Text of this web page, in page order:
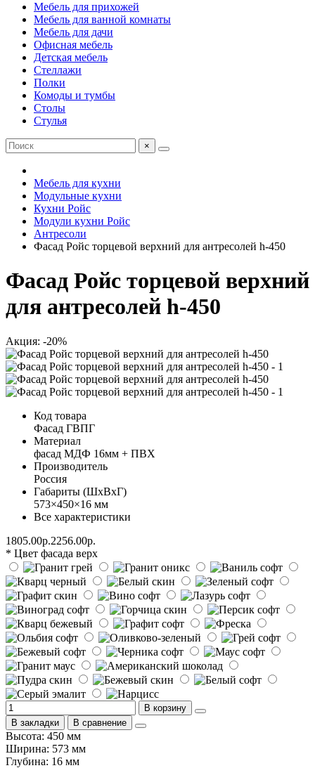
Мебель для прихожей
Мебель для ванной комнаты
Мебель для дачи
Офисная мебель
Детская мебель
Стеллажи
Полки
Комоды и тумбы
Столы
Стулья
×
Мебель для кухни
Модульные кухни
Кухни Ройс
Модули кухни Ройс
Антресоли
Фасад Ройс торцевой верхний для антресолей h-450
Фасад Ройс торцевой верхний
для антресолей h-450
Акция: -20%
Код товара
Фасад ГВПГ
Материал
фасад МДФ 16мм + ПВХ
Производитель
Россия
Габариты (ШхВхГ)
573×450×16 мм
Все характеристики
1805.00р.2256.00р.
* Цвет фасада верх
В корзину
В закладки
В сравнение
Высота: 450 мм
Ширина: 573 мм
Глубина: 16 мм